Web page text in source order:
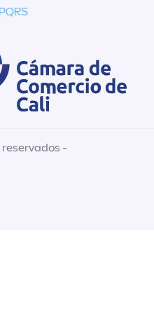
PQRS
reservados -